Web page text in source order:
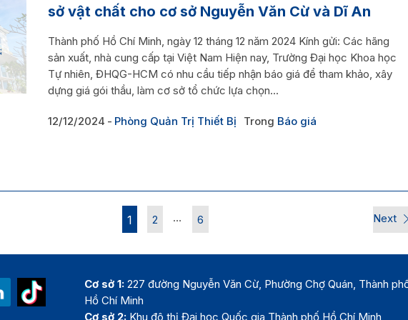
sở vật chất cho cơ sở Nguyễn Văn Cừ và Dĩ An
Thành phố Hồ Chí Minh, ngày 12 tháng 12 năm 2024 Kính gửi: Các hãng
sản xuất, nhà cung cấp tại Việt Nam Hiện nay, Trường Đại học Khoa học
Tự nhiên, ĐHQG-HCM có nhu cầu tiếp nhận báo giá để tham khảo, xây
dựng giá gói thầu, làm cơ sở tổ chức lựa chọn...
12/12/2024 Phòng Quản Trị Thiết Bị Trong Báo giá
1 2 … 6 Next
Cơ sở 1: 227 đường Nguyễn Văn Cừ, Phường Chợ Quán, Thành
Hồ Chí Minh
Cơ sở 2: Khu đô thị Đại học Quốc gia Thành phố Hồ Chí Minh,